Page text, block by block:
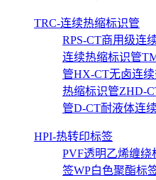
TRC-连续热缩标识管
RPS-CT商用级连
连续热缩标识管
管HX-CT无卤连
热缩标识管ZHD-
管D-CT耐液体连
HPI-热转印标签
PVF透明乙烯缠绕
签WP白色聚酯标